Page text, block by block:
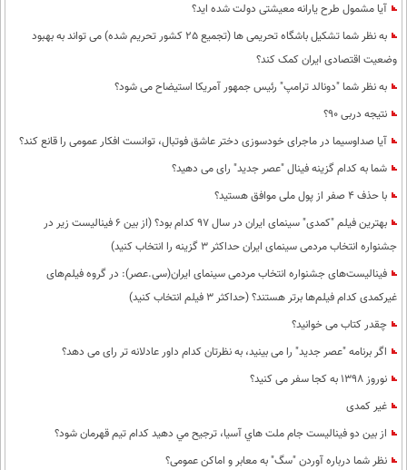
آیا مشمول طرح یارانه معیشتی دولت شده اید؟
به نظر شما تشکیل باشگاه تحریمی ها (تجمیع 25 کشور تحریم شده) می تواند به بهبود
وضعیت اقتصادی ایران کمک کند؟
به نظر شما "دونالد ترامپ" رئیس جمهور آمریکا استیضاح می شود؟
نتیجه دربی 90؟
آیا صداوسیما در ماجرای خودسوزی دختر عاشق فوتبال، توانست افکار عمومی را قانع کند؟
شما به کدام گزینه فینال "عصر جدید" رای می دهید؟
با حذف 4 صفر از پول ملی موافق هستید؟
بهترین فیلم "کمدی" سینمای ایران در سال 97 کدام بود؟ (از بین 6 فینالیست زیر در
جشنواره انتخاب مردمی سینمای ایران حداکثر 3 گزینه را انتخاب کنید)
فینالیست‌های جشنواره انتخاب مردمی سینمای ایران(سی.عصر): در گروه فیلم‌های
غیرکمدی کدام فیلم‌ها برتر هستند؟ (حداکثر 3 فیلم انتخاب کنید)
چقدر کتاب می خوانید؟
اگر برنامه "عصر جدید" را می بینید، به نظرتان کدام داور عادلانه تر رای می دهد؟
نوروز 1398 به کجا سفر می کنید؟
غیر کمدی
از بين دو فيناليست جام ملت هاي آسيا، ترجيح مي دهيد كدام تيم قهرمان شود؟
نظر شما درباره آوردن "سگ" به معابر و اماکن عمومی؟